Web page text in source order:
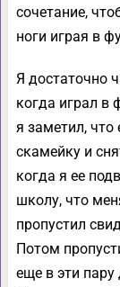
сочетание,
ноги играя в
Я достаточно
когда играл в
я заметил, что
скамейку и
когда я ее
школу, что
пропустил
Потом
еще в эти